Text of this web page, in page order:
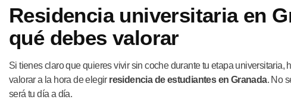
Residencia universitaria en
qué debes valorar
Si tienes claro que quieres vivir sin coche durante tu etapa universitaria,
valorar a la hora de elegir residencia de estudiantes en Granada. No
será tu día a día.